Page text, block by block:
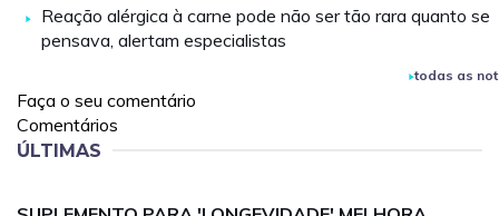
Reação alérgica à carne pode não ser tão rara quanto se
pensava, alertam especialistas
todas as
Faça o seu comentário
Comentários
ÚLTIMAS